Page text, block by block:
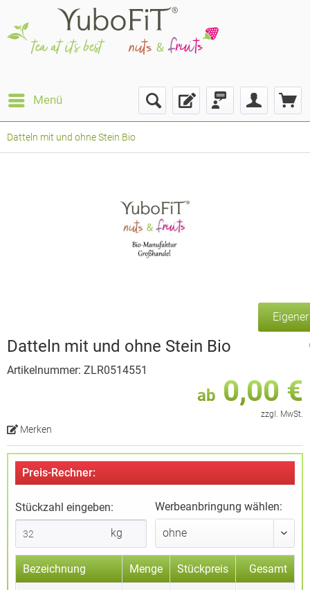
Menü
Datteln mit und ohne Stein Bio
Datteln mit und ohne Stein Bio
Artikelnummer: ZLR0514551
ab 0,00 €
zzgl. MwSt.
Merken
Preis-Rechner:
Stückzahl eingeben:
kg
Werbeanbringung wählen:
Bezeichnung Menge Stückpreis Gesamt